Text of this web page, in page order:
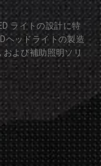
ライトの設計に特
ヘッドライトの製造
よび補助照明ソリ